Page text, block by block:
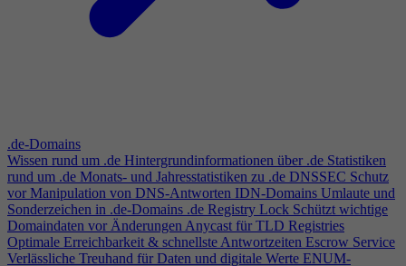
.de-Domains
Wissen rund um .de Hintergrundinformationen über .de Statistiken
rund um .de Monats- und Jahresstatistiken zu .de DNSSEC Schutz
vor Manipulation von DNS-Antworten IDN-Domains Umlaute und
Sonderzeichen in .de-Domains .de Registry Lock Schützt wichtige
Domaindaten vor ÄnderungenAnycast für TLD Registries
Optimale Erreichbarkeit & schnellste Antwortzeiten Escrow Service
Verlässliche Treuhand für Daten und digitale Werte ENUM-